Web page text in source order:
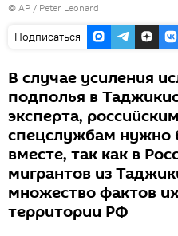
© AP / Peter Leonard
Подписаться
В случае усиления
подполья в
эксперта,
спецслужбам нужно
вместе, так как в
мигрантов из
множество фактов
территории РФ